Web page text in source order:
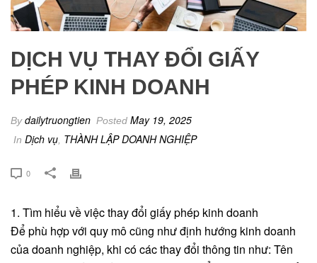
DỊCH VỤ THAY ĐỔI GIẤY
PHÉP KINH DOANH
Bydailytruongtien Posted May 19, 2025
In Dịch vụ THÀNH LẬP DOANH NGHIỆP
0
1. Tìm hiểu về việc thay đổi giấy phép kinh doanh
Để phù hợp với quy mô cũng như định hướng kinh doanh
của doanh nghiệp, khi có các thay đổi thông tin như: Tên